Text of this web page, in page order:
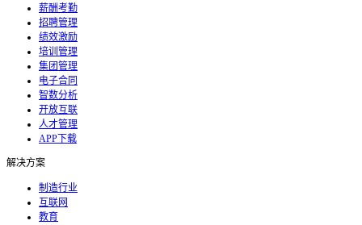
薪酬考勤
招聘管理
绩效激励
培训管理
集团管理
电子合同
智数分析
开放互联
人才管理
APP下载
解决方案
制造行业
互联网
教育